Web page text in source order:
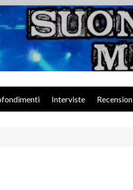
Interviste